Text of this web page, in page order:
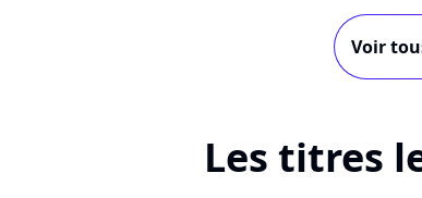
Voir
Les titres